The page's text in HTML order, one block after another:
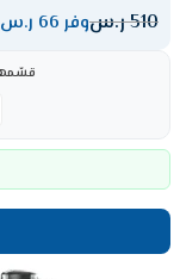
510ر.سوفر 66 ر.س